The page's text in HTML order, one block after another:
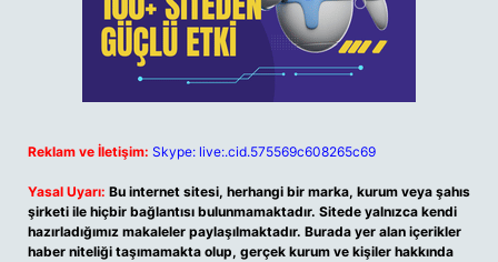
Reklam ve İletişim: Skype: live:.cid.575569c608265c69
Yasal Uyarı: Bu internet sitesi, herhangi bir marka, kurum veya şahıs
şirketi ile hiçbir bağlantısı bulunmamaktadır. Sitede yalnızca kendi
hazırladığımız makaleler paylaşılmaktadır. Burada yer alan içerikler
haber niteliği taşımamakta olup, gerçek kurum ve kişiler hakkında